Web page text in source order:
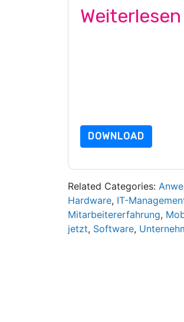
Weiterlesen
DOWNLOAD
Related Categories:
Hardware, IT-
Mitarbeitererfahrung,
jetzt, Software,